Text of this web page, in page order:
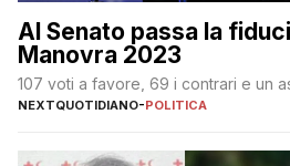
Al Senato passa la
Manovra 2023
107 voti a favore, 69 i contrari e un
NEXTQUOTIDIANO-POLITICA